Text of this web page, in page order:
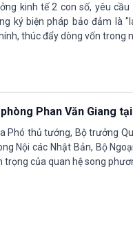
kinh tế 2 con số, yêu
ký biện pháp bảo đảm là
thúc đẩy dòng vốn trong
Phan Văn Giang
Phó thủ tướng, Bộ trưởng
Nội các Nhật Bản, Bộ
của quan hệ song